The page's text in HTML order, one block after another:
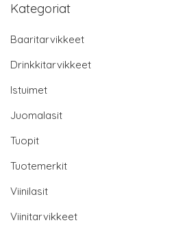
Kategoriat
Baaritarvikkeet
Drinkkitarvikkeet
Istuimet
Juomalasit
Tuopit
Tuotemerkit
Viinilasit
Viinitarvikkeet